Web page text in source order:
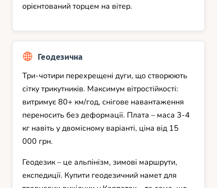
орієнтований торцем на вітер.
Геодезична
Три-чотири перехрещені дуги, що створюють
сітку трикутників. Максимум вітростійкості:
витримує 80+ км/год, снігове навантаження
переносить без деформації. Плата – маса 3-4
кг навіть у двомісному варіанті, ціна від 15
000 грн.
Геодезик – це альпінізм, зимові маршрути,
експедиції. Купити геодезичний намет для